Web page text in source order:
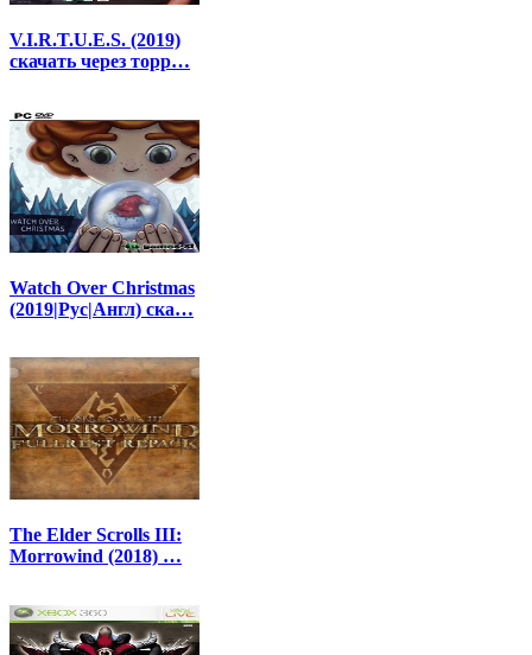
V.I.R.T.U.E.S. (2019)
скачать через торр…
Watch Over Christmas
(2019|Рус|Англ) ска…
The Elder Scrolls III:
Morrowind (2018) …